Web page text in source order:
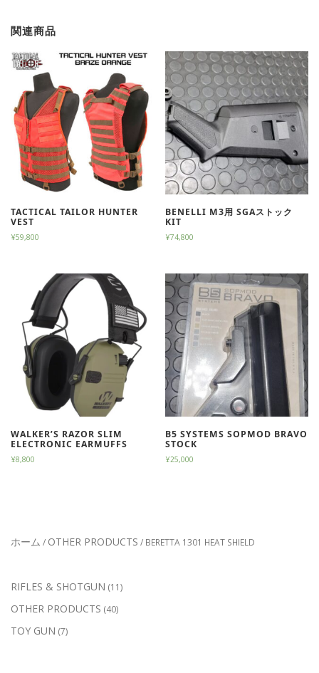
関連商品
TACTICAL TAILOR HUNTER
VEST
¥59,800
BENELLI M3用 SGAストック
KIT
¥74,800
WALKER’S RAZOR SLIM
ELECTRONIC EARMUFFS
¥8,800
B5 SYSTEMS SOPMOD BRAVO
STOCK
¥25,000
ホーム / OTHER PRODUCTS / BERETTA 1301 HEAT SHIELD
RIFLES & SHOTGUN 111
OTHER PRODUCTS 404
TOY GUN 77